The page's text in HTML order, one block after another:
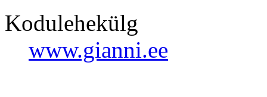
Kodulehekülg
www.gianni.ee